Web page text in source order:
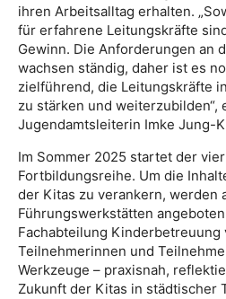
ihren Arbeitsalltag erhalten.
für erfahrene Leitungskräfte
Gewinn. Die Anforderungen an
wachsen ständig, daher ist es
zielführend, die Leitungskräfte
zu stärken und weiterzubilden“,
Jugendamtsleiterin Imke Jung-
Im Sommer 2025 startet der
Fortbildungsreihe. Um die
der Kitas zu verankern, werden
Führungswerkstätten
Fachabteilung
Teilnehmerinnen und
Werkzeuge – praxisnah,
Zukunft der Kitas in städtischer